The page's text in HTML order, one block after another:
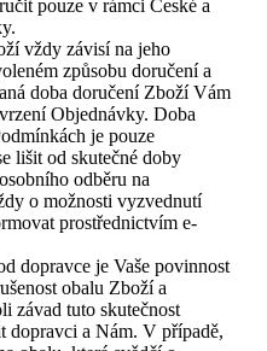
pouze v rámci České a
vždy závisí na jeho
způsobu doručení a
doba doručení Zboží Vám
Objednávky. Doba
je pouze
lišit od skutečné doby
odběru na
o možnosti vyzvednutí
prostřednictvím e-
dopravce je Vaše povinnost
obalu Zboží a
závad tuto skutečnost
dopravci a Nám. V případě,